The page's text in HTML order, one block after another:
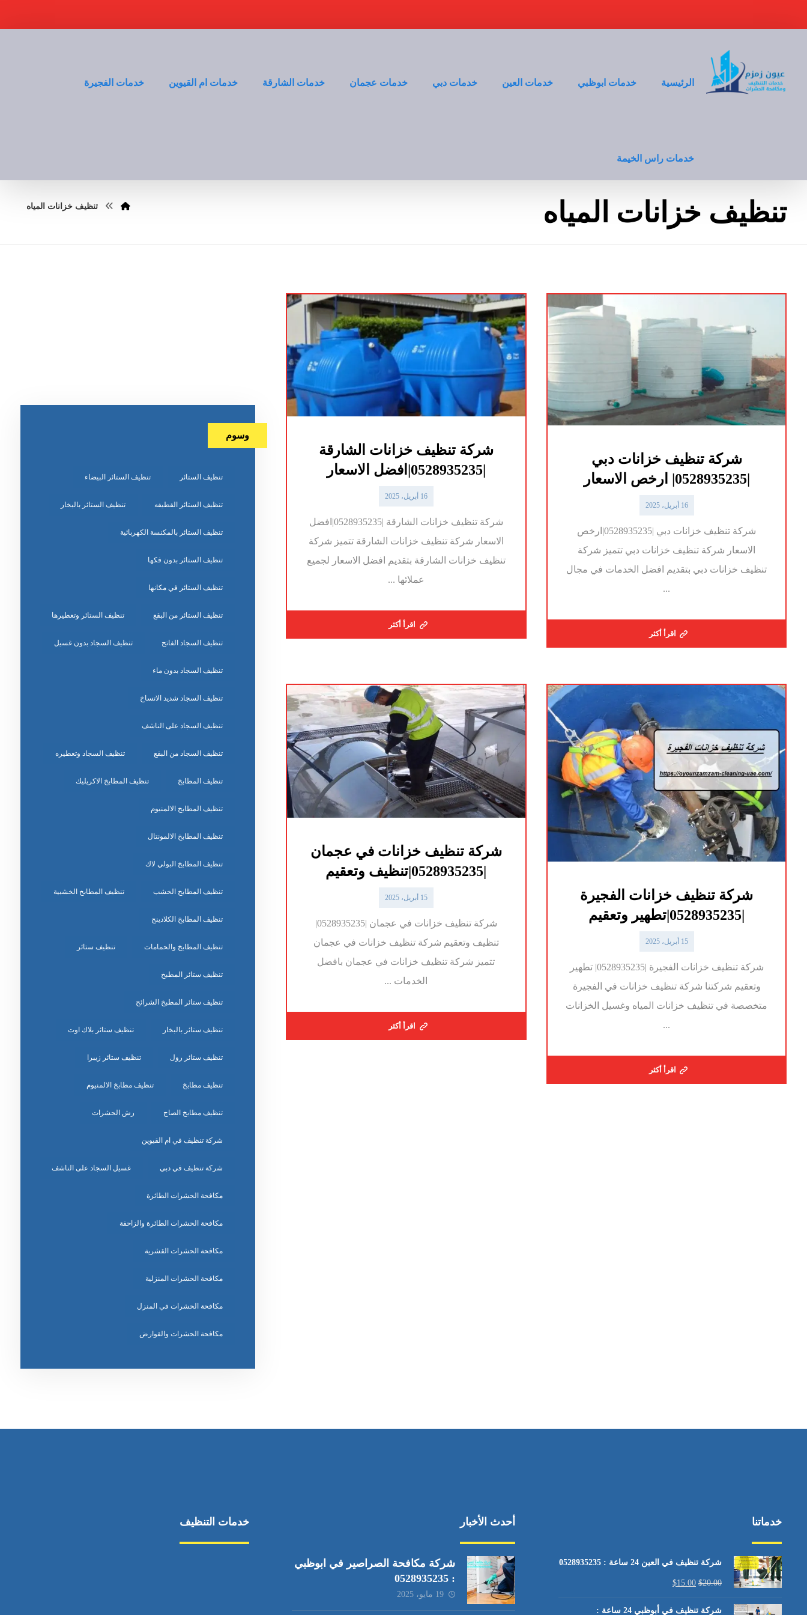
الرئيسية خدمات ابوظبي خدمات العين خدمات دبي خدمات عجمان خدمات الشارقة خدمات ام القيوين خدمات الفجيرة
خدمات راس الخيمة
تنظيف خزانات المياه تنظيف خزانات المياه
شركة تنظيف خزانات دبي
|0528935235| ارخص الاسعار
16 أبريل، 2025
شركة تنظيف خزانات دبي |0528935235|ارخص
الاسعار شركة تنظيف خزانات دبي تتميز شركة
تنظيف خزانات دبي بتقديم افضل الخدمات في مجال
...
اقرأ أكثر
شركة تنظيف خزانات الشارقة
|0528935235|افضل الاسعار
16 أبريل، 2025
شركة تنظيف خزانات الشارقة |0528935235|افضل
الاسعار شركة تنظيف خزانات الشارقة تتميز شركة
تنظيف خزانات الشارقة بتقديم افضل الاسعار لجميع
عملائها ...
اقرأ أكثر
شركة تنظيف خزانات الفجيرة
|0528935235|تطهير وتعقيم
15 أبريل، 2025
شركة تنظيف خزانات الفجيرة |0528935235| تطهير
وتعقيم شركتنا شركة تنظيف خزانات في الفجيرة
متخصصة في تنظيف خزانات المياه وغسيل الخزانات
...
اقرأ أكثر
شركة تنظيف خزانات في عجمان
15 أبريل، 2025
شركة تنظيف خزانات في عجمان |0528935235|
تنظيف وتعقيم شركة تنظيف خزانات في عجمان
تتميز شركة تنظيف خزانات في عجمان بافضل
الخدمات ...
اقرأ أكثر
وسوم
تنظيف الستائر تنظيف الستائر البيضاء
تنظيف الستائر القطيفه تنظيف الستائر بالبخار
تنظيف الستائر بالمكنسة الكهربائية
تنظيف الستائر بدون فكها
تنظيف الستائر في مكانها
تنظيف الستائر من البقع تنظيف الستائر وتعطيرها
تنظيف السجاد الفاتح تنظيف السجاد بدون غسيل
تنظيف السجاد بدون ماء
تنظيف السجاد شديد الاتساخ
تنظيف السجاد على الناشف
تنظيف السجاد من البقع تنظيف السجاد وتعطيره
تنظيف المطابخ تنظيف المطابخ الاكريليك
تنظيف المطابخ الالمنيوم
تنظيف المطابخ الالمونتال
تنظيف المطابخ البولي لاك
تنظيف المطابخ الخشب تنظيف المطابخ الخشبية
تنظيف المطابخ الكلادينج
تنظيف المطابخ والحمامات تنظيف ستائر
تنظيف ستائر المطبخ
تنظيف ستائر المطبخ الشرائح
تنظيف ستائر بالبخار تنظيف ستائر بلاك اوت
تنظيف ستائر رول تنظيف ستائر زيبرا
تنظيف مطابخ تنظيف مطابخ الالمنيوم
تنظيف مطابخ الصاج رش الحشرات
شركة تنظيف في ام القيوين
شركة تنظيف في دبي غسيل السجاد على الناشف
مكافحة الحشرات الطائرة
مكافحة الحشرات الطائرة والزاحفة
مكافحة الحشرات القشرية
مكافحة الحشرات المنزلية
مكافحة الحشرات في المنزل
مكافحة الحشرات والقوارض
خدماتنا
شركة تنظيف في العين 24 ساعة : 0528935235
$20.00
$15.00
شركة تنظيف في أبوظبي 24 ساعة :
أحدث الأخبار
شركة مكافحة الصراصير في ابوظبي
: 0528935235
19 مايو، 2025
خدمات التنظيف